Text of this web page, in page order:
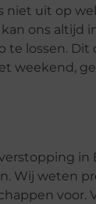
niet uit op
ons altijd
lossen. Dit
weekend,
in
Wij weten
voor.